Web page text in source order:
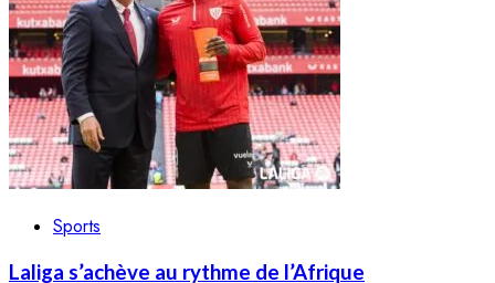
Sports
Laliga s’achève au rythme de l’Afrique